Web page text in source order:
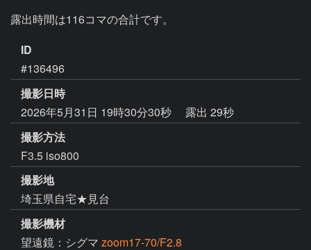
露出時間は116コマの合計です。
ID
#136496
撮影日時
2026年5月31日 19時30分30秒
露出 29秒
撮影方法
F3.5 iso800
撮影地
埼玉県自宅★見台
撮影機材
望遠鏡：シグマ zoom17-70/F2.8